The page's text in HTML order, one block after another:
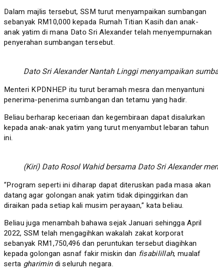
Dalam majlis tersebut, SSM turut menyampaikan sumbangan
sebanyak RM10,000 kepada Rumah Titian Kasih dan anak-
anak yatim di mana Dato Sri Alexander telah menyempurnakan
penyerahan sumbangan tersebut.
Dato Sri Alexander Nantah Linggi menyampaikan
Menteri KPDNHEP itu turut beramah mesra dan menyantuni
penerima-penerima sumbangan dan tetamu yang hadir.
Beliau berharap keceriaan dan kegembiraan dapat disalurkan
kepada anak-anak yatim yang turut menyambut lebaran tahun
ini.
(Kiri) Dato Rosol Wahid bersama Dato Sri Alexander
“Program seperti ini diharap dapat diteruskan pada masa akan
datang agar golongan anak yatim tidak dipinggirkan dan
diraikan pada setiap kali musim perayaan,” kata beliau.
Beliau juga menambah bahawa sejak Januari sehingga April
2022, SSM telah mengagihkan wakalah zakat korporat
sebanyak RM1,750,496 dan peruntukan tersebut diagihkan
kepada golongan asnaf fakir miskin dan fisabilillah, mualaf
serta gharimindi seluruh negara.